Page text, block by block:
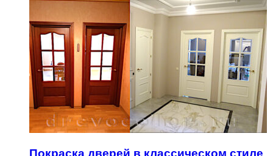
Покраска дверей в классическом стиле